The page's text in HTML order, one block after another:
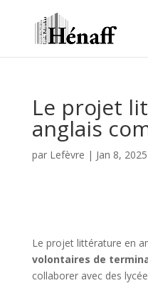
Le projet
anglais
par Lefèvre | Jan 8, 2025
Le projet littérature en
volontaires de
collaborer avec des